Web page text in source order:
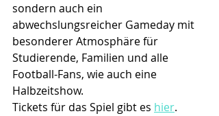
sondern auch ein
abwechslungsreicher Gameday mit
besonderer Atmosphäre für
Studierende, Familien und alle
Football-Fans, wie auch eine
Halbzeitshow.
Tickets für das Spiel gibt es hier.